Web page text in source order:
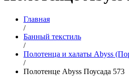
Главная
/
Банный текстиль
/
Полотенца и халаты Abyss
/
Полотенце Abyss Поусада 573